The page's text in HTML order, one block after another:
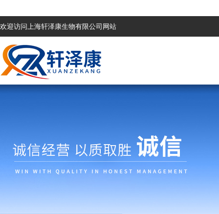
欢迎访问上海轩泽康生物有限公司网站